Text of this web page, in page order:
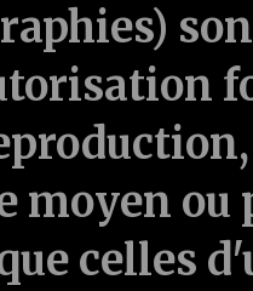
moyen ou
celles